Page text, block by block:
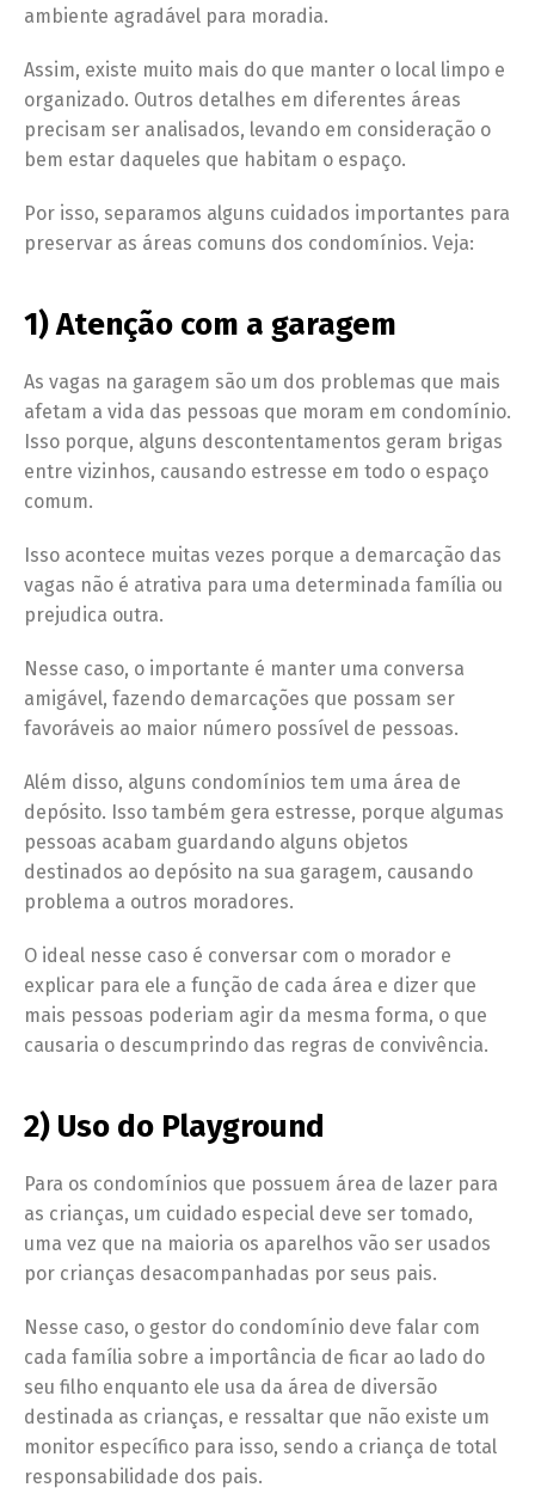
ambiente agradável para moradia.
Assim, existe muito mais do que manter o local limpo e
organizado. Outros detalhes em diferentes áreas
precisam ser analisados, levando em consideração o
bem estar daqueles que habitam o espaço.
Por isso, separamos alguns cuidados importantes para
preservar as áreas comuns dos condomínios. Veja:
1) Atenção com a garagem
As vagas na garagem são um dos problemas que mais
afetam a vida das pessoas que moram em condomínio.
Isso porque, alguns descontentamentos geram brigas
entre vizinhos, causando estresse em todo o espaço
comum.
Isso acontece muitas vezes porque a demarcação das
vagas não é atrativa para uma determinada família ou
prejudica outra.
Nesse caso, o importante é manter uma conversa
amigável, fazendo demarcações que possam ser
favoráveis ao maior número possível de pessoas.
Além disso, alguns condomínios tem uma área de
depósito. Isso também gera estresse, porque algumas
pessoas acabam guardando alguns objetos
destinados ao depósito na sua garagem, causando
problema a outros moradores.
O ideal nesse caso é conversar com o morador e
explicar para ele a função de cada área e dizer que
mais pessoas poderiam agir da mesma forma, o que
causaria o descumprindo das regras de convivência.
2) Uso do Playground
Para os condomínios que possuem área de lazer para
as crianças, um cuidado especial deve ser tomado,
uma vez que na maioria os aparelhos vão ser usados
por crianças desacompanhadas por seus pais.
Nesse caso, o gestor do condomínio deve falar com
cada família sobre a importância de ficar ao lado do
seu filho enquanto ele usa da área de diversão
destinada as crianças, e ressaltar que não existe um
monitor específico para isso, sendo a criança de total
responsabilidade dos pais.